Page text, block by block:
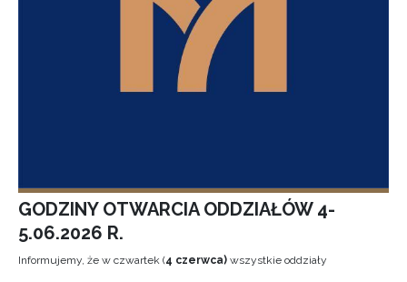
GODZINY OTWARCIA ODDZIAŁÓW 4-
5.06.2026 R.
Informujemy, że w czwartek (4 czerwca) wszystkie oddziały